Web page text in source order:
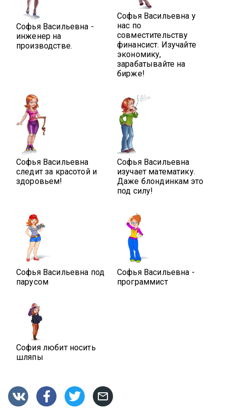
Софья Васильевна -
инженер на
производстве.
Софья Васильевна у
нас по
совместительству
финансист. Изучайте
экономику,
зарабатывайте на
бирже!
Софья Васильевна
следит за красотой и
здоровьем!
Софья Васильевна
изучает математику.
Даже блондинкам это
под силу!
Софья Васильевна под
парусом
Софья Васильевна -
программист
София любит носить
шляпы
   